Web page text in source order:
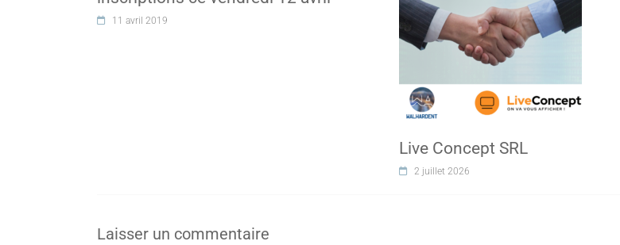
11 avril 2019
Live Concept SRL
2 juillet 2026
Laisser un commentaire